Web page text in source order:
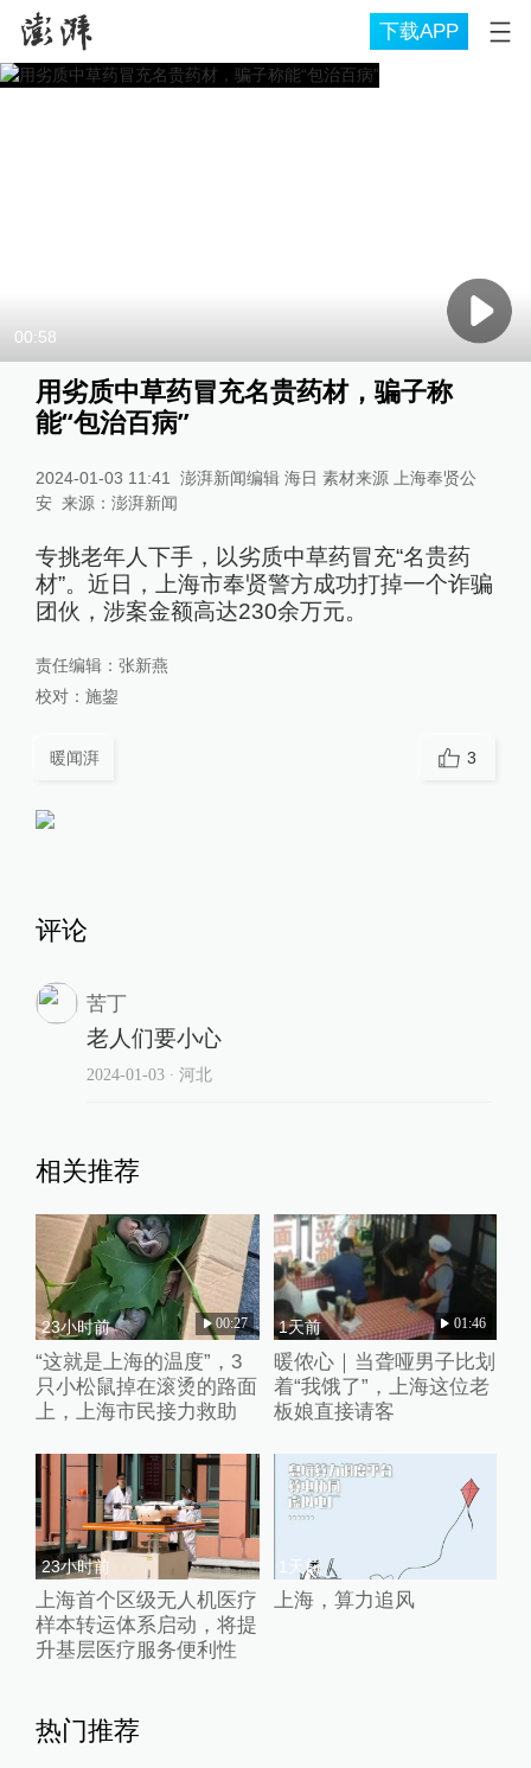
下载APP
00:58
用劣质中草药冒充名贵药材，骗子称
能“包治百病”
2024-01-03 11:41
澎湃新闻编辑 海日 素材来源 上海奉贤公
安 来源： 澎湃新闻
专挑老年人下手，以劣质中草药冒充“名贵药
材”。近日，上海市奉贤警方成功打掉一个诈骗
团伙，涉案金额高达230余万元。
责任编辑： 张新燕
校对： 施鋆
暖闻湃 3
评论
苦丁
老人们要小心
2024-01-03∙ 河北
相关推荐
23小时前 00:27
“这就是上海的温度”，3
只小松鼠掉在滚烫的路面
上，上海市民接力救助
1天前 01:46
暖侬心｜当聋哑男子比划
着“我饿了”，上海这位老
板娘直接请客
23小时前
上海首个区级无人机医疗
样本转运体系启动，将提
升基层医疗服务便利性
1天前
上海，算力追风
热门推荐